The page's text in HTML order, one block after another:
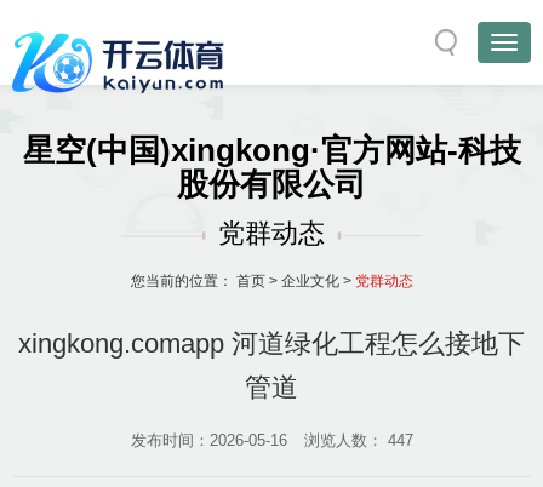
星空(中国)xingkong·官方网站-科技
股份有限公司
党群动态
您当前的位置： 首页> 企业文化> 党群动态
xingkong.comapp 河道绿化工程怎么接地下
管道
发布时间：2026-05-16 浏览人数： 447